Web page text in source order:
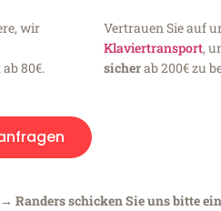
wir
80€.
Vertrauen Sie auf
Klaviertransport,
sicherab 200€ zu
Randers schicken Sie uns bitte